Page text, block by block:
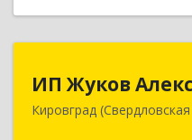
ИП Жуков
Кировград624140,